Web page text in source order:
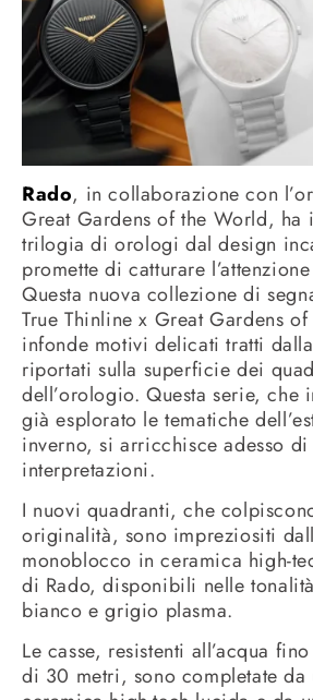
Rado, in collaborazione con
Great Gardens of the World, ha
trilogia di orologi dal design
promette di catturare
Questa nuova collezione di
True Thinline x Great Gardens
infonde motivi delicati tratti
riportati sulla superficie dei
dell’orologio. Questa serie, che
già esplorato le tematiche
inverno, si arricchisce adesso
interpretazioni.
I nuovi quadranti, che
originalità, sono impreziositi
monoblocco in ceramica high-
di Rado, disponibili nelle
bianco e grigio plasma.
Le casse, resistenti all’acqua
di 30 metri, sono completate